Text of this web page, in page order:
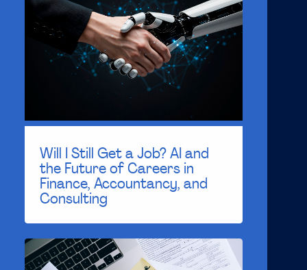
Will I Still Get a Job? AI and
the Future of Careers in
Finance, Accountancy, and
Consulting